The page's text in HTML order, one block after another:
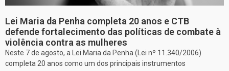
Lei Maria da Penha completa 20 anos e CTB
defende fortalecimento das políticas de combate à
violência contra as mulheres
Neste 7 de agosto, a Lei Maria da Penha (Lei nº 11.340/2006)
completa 20 anos como um dos principais instrumentos